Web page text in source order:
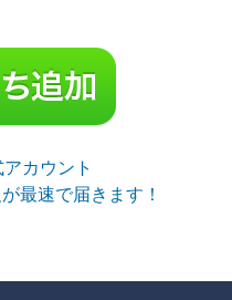
カウント
最速で届きます！